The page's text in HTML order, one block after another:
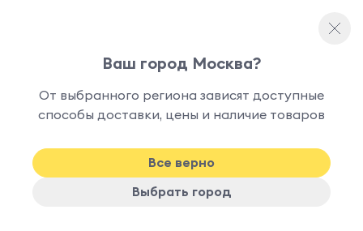
наличии
Ваш город Москва?
От выбранного региона зависят доступные
способы доставки, цены и наличие товаров
Все верно
Выбрать город